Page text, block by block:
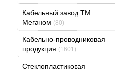
Кабельный завод ТМ
Меганом (80)
Кабельно-проводниковая
продукция (1601)
Стеклопластиковая